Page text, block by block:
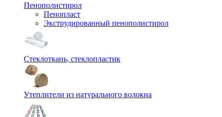
Пенополистирол
Пенопласт
Экструдированный пенополистирол
Стеклоткань, стеклопластик
Утеплители из натурального волокна